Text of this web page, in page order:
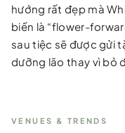
hướng rất đẹp mà
biến là “flower-
sau tiệc sẽ được gửi
dưỡng lão thay vì bỏ
VENUES & TRENDS